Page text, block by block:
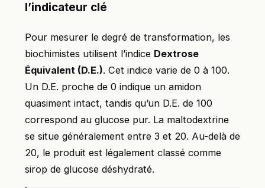
l’indicateur clé
Pour mesurer le degré de transformation, les
biochimistes utilisent l’indice Dextrose
Équivalent (D.E.). Cet indice varie de 0 à 100.
Un D.E. proche de 0 indique un amidon
quasiment intact, tandis qu’un D.E. de 100
correspond au glucose pur. La maltodextrine
se situe généralement entre 3 et 20. Au-delà de
20, le produit est légalement classé comme
sirop de glucose déshydraté.